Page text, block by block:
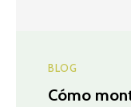
BLOG
Cómo